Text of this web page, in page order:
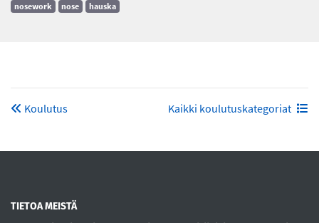
nosework nose hauska
Koulutus Kaikki koulutuskategoriat
TIETOA MEISTÄ